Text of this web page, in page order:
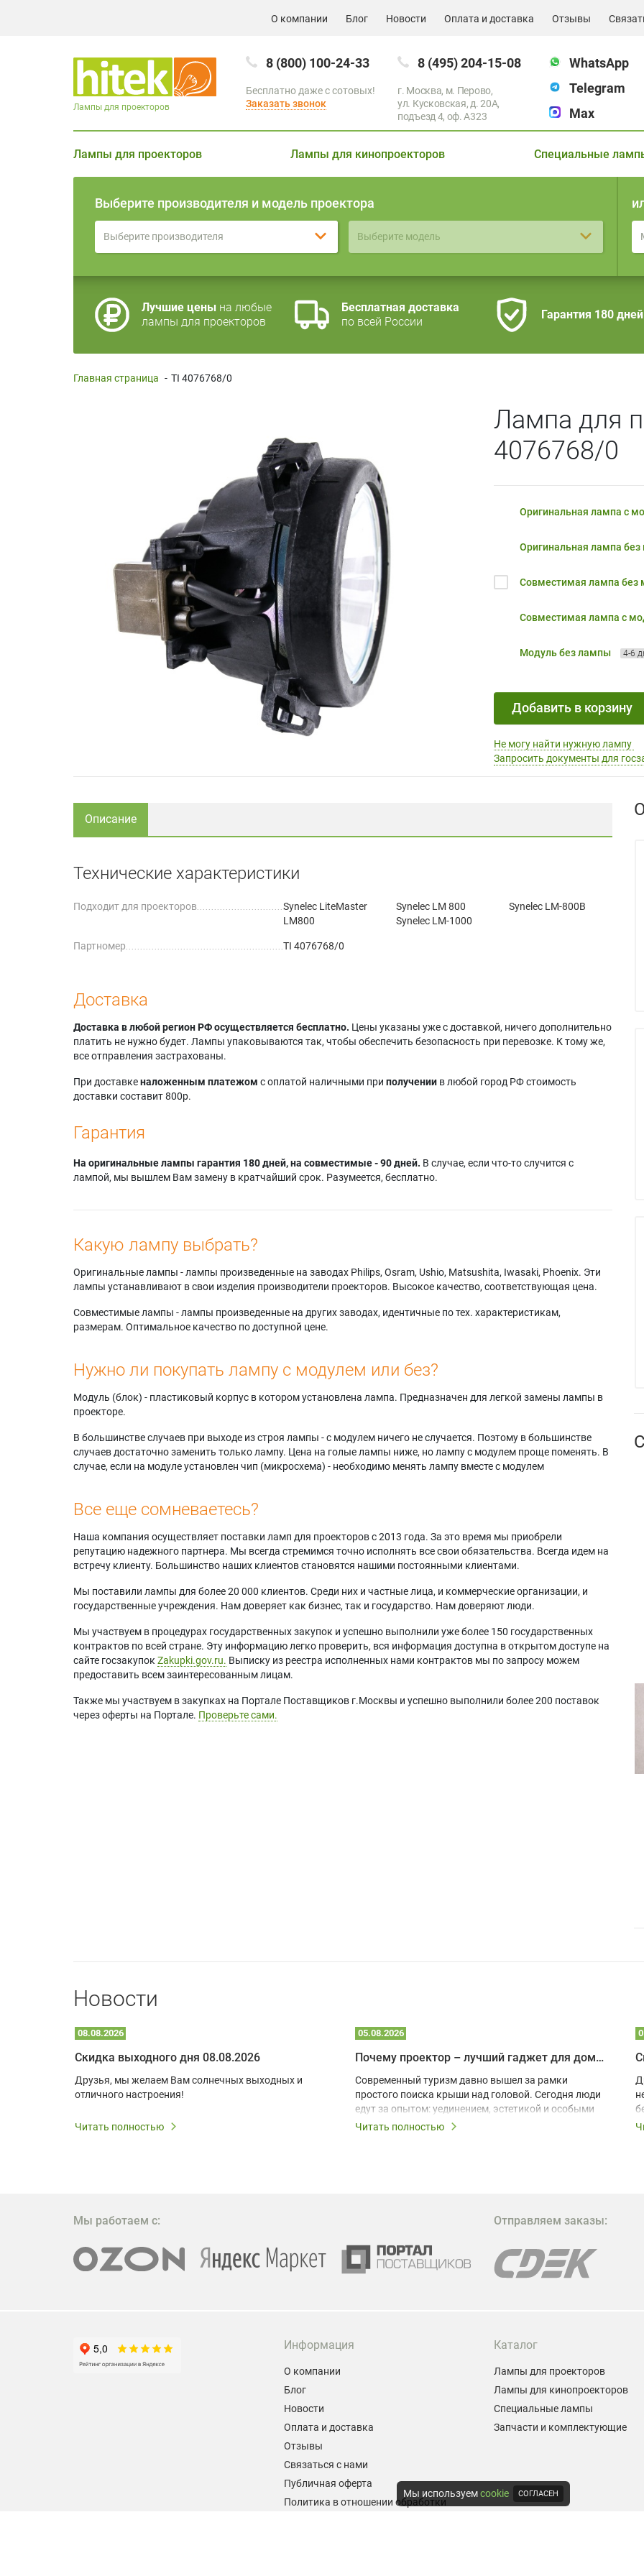
О компании Блог Новости Оплата и доставка Отзывы
8 (800) 100-24-33
Бесплатно даже с сотовых!
Заказать звонок
8 (495) 204-15-08
г. Москва, м. Перово,
ул. Кусковская, д. 20А,
подъезд 4, оф. A323
WhatsApp
Telegram
Max
Лампы для проекторов
Лампы для проекторов Лампы для кинопроекторов Специальные
Выберите производителя и модель проектора
Выберите производителя Выберите модель
Лучшие цены на любые
лампы для проекторов
Бесплатная доставка
по всей России
Гарантия 180 дней
Главная страница - TI 4076768/0
Лампа для
4076768/0
Оригинальная лампа с
Оригинальная лампа без
Совместимая лампа без
Совместимая лампа с
Модуль без лампы 4-6
Добавить в корзину
Не могу найти нужную лампу
Запросить документы для
Описание
Технические характеристики
Подходит для проекторов
Synelec LiteMaster
LM800
Synelec LM 800
Synelec LM-1000
Synelec LM-800B
Партномер TI 4076768/0
Доставка
Доставка в любой регион РФ осуществляется бесплатно. Цены указаны уже с доставкой, ничего дополнительно
платить не нужно будет. Лампы упаковываются так, чтобы обеспечить безопасность при перевозке. К тому же,
все отправления застрахованы.
При доставкеналоженным платежом с оплатой наличными при получении в любой город РФ стоимость
доставки составит 800р.
Гарантия
На оригинальные лампы гарантия 180 дней, на совместимые - 90 дней. В случае, если что-то случится с
лампой, мы вышлем Вам замену в кратчайший срок. Разумеется, бесплатно.
Какую лампу выбрать?
Оригинальные лампы - лампы произведенные на заводах Philips, Osram, Ushio, Matsushita, Iwasaki, Phoenix. Эти
лампы устанавливают в свои изделия производители проекторов. Высокое качество, соответствующая цена.
Совместимые лампы - лампы произведенные на других заводах, идентичные по тех. характеристикам,
размерам. Оптимальное качество по доступной цене.
Нужно ли покупать лампу с модулем или без?
Модуль (блок) - пластиковый корпус в котором установлена лампа. Предназначен для легкой замены лампы в
проекторе.
В большинстве случаев при выходе из строя лампы - с модулем ничего не случается. Поэтому в большинстве
случаев достаточно заменить только лампу. Цена на голые лампы ниже, но лампу с модулем проще поменять. В
случае, если на модуле установлен чип (микросхема) - необходимо менять лампу вместе с модулем
Все еще сомневаетесь?
Наша компания осуществляет поставки ламп для проекторов с 2013 года. За это время мы приобрели
репутацию надежного партнера. Мы всегда стремимся точно исполнять все свои обязательства. Всегда идем на
встречу клиенту. Большинство наших клиентов становятся нашими постоянными клиентами.
Мы поставили лампы для более 20 000 клиентов. Среди них и частные лица, и коммерческие организации, и
государственные учреждения. Нам доверяет как бизнес, так и государство. Нам доверяют люди.
Мы участвуем в процедурах государственных закупок и успешно выполнили уже более 150 государственных
контрактов по всей стране. Эту информацию легко проверить, вся информация доступна в открытом доступе на
сайте госзакупок Zakupki.gov.ru. Выписку из реестра исполненных нами контрактов мы по запросу можем
предоставить всем заинтересованным лицам.
Также мы участвуем в закупках на Портале Поставщиков г.Москвы и успешно выполнили более 200 поставок
через оферты на Портале. Проверьте сами.
Новости
08.08.2026
Скидка выходного дня 08.08.2026
Друзья, мы желаем Вам солнечных выходных и
отличного настроения!
Читать полностью
05.08.2026
Почему проектор – лучший гаджет для домика в глэмпинге
Современный туризм давно вышел за рамки
простого поиска крыши над головой. Сегодня люди
едут за опытом: уединением, эстетикой и особыми
ощущениями. Владельцы A-frame домов,
эффективных и бюджетных способов стать
проектора.
Читать полностью
Мы работаем с: Отправляем заказы:
Информация
О компании
Блог
Новости
Оплата и доставка
Отзывы
Связаться с нами
Публичная оферта
Политика в отношении обработки
Каталог
Лампы для проекторов
Лампы для кинопроекторов
Специальные лампы
Запчасти и комплектующие
Мы используемcookie СОГЛАСЕН